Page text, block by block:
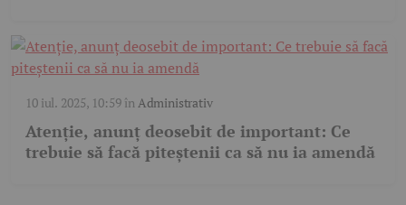
10 iul. 2025, 10:59în Administrativ
Atenție, anunț deosebit de important: Ce
trebuie să facă piteștenii ca să nu ia amendă